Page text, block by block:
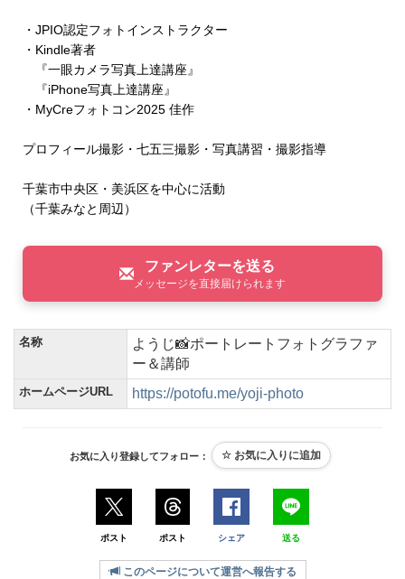
・JPIO認定フォトインストラクター
・Kindle著者
『一眼カメラ写真上達講座』
『iPhone写真上達講座』
・MyCreフォトコン2025 佳作
プロフィール撮影・七五三撮影・写真講習・撮影指導
千葉市中央区・美浜区を中心に活動
（千葉みなと周辺）
ファンレターを送る
メッセージを直接届けられます
名称
ようじ📸ポートレートフォトグラファ
ー＆講師
ホームページURL https://potofu.me/yoji-photo
お気に入り登録してフォロー：
ポスト ポスト シェア 送る
このページについて運営へ報告する